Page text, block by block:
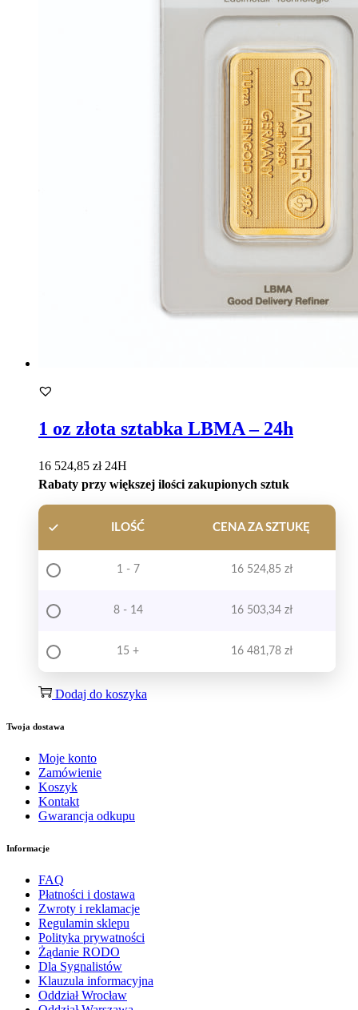
1 oz złota sztabka LBMA – 24h
16 524,85 zł 24H
Rabaty przy większej ilości zakupionych sztuk
ILOŚĆ CENA ZA SZTUKĘ
1 - 7 16 524,85 zł
8 - 14 16 503,34 zł
15 + 16 481,78 zł
Dodaj do koszyka
Twoja dostawa
Moje konto
Zamówienie
Koszyk
Kontakt
Gwarancja odkupu
Informacje
FAQ
Płatności i dostawa
Zwroty i reklamacje
Regulamin sklepu
Polityka prywatności
Żądanie RODO
Dla Sygnalistów
Klauzula informacyjna
Oddział Wrocław